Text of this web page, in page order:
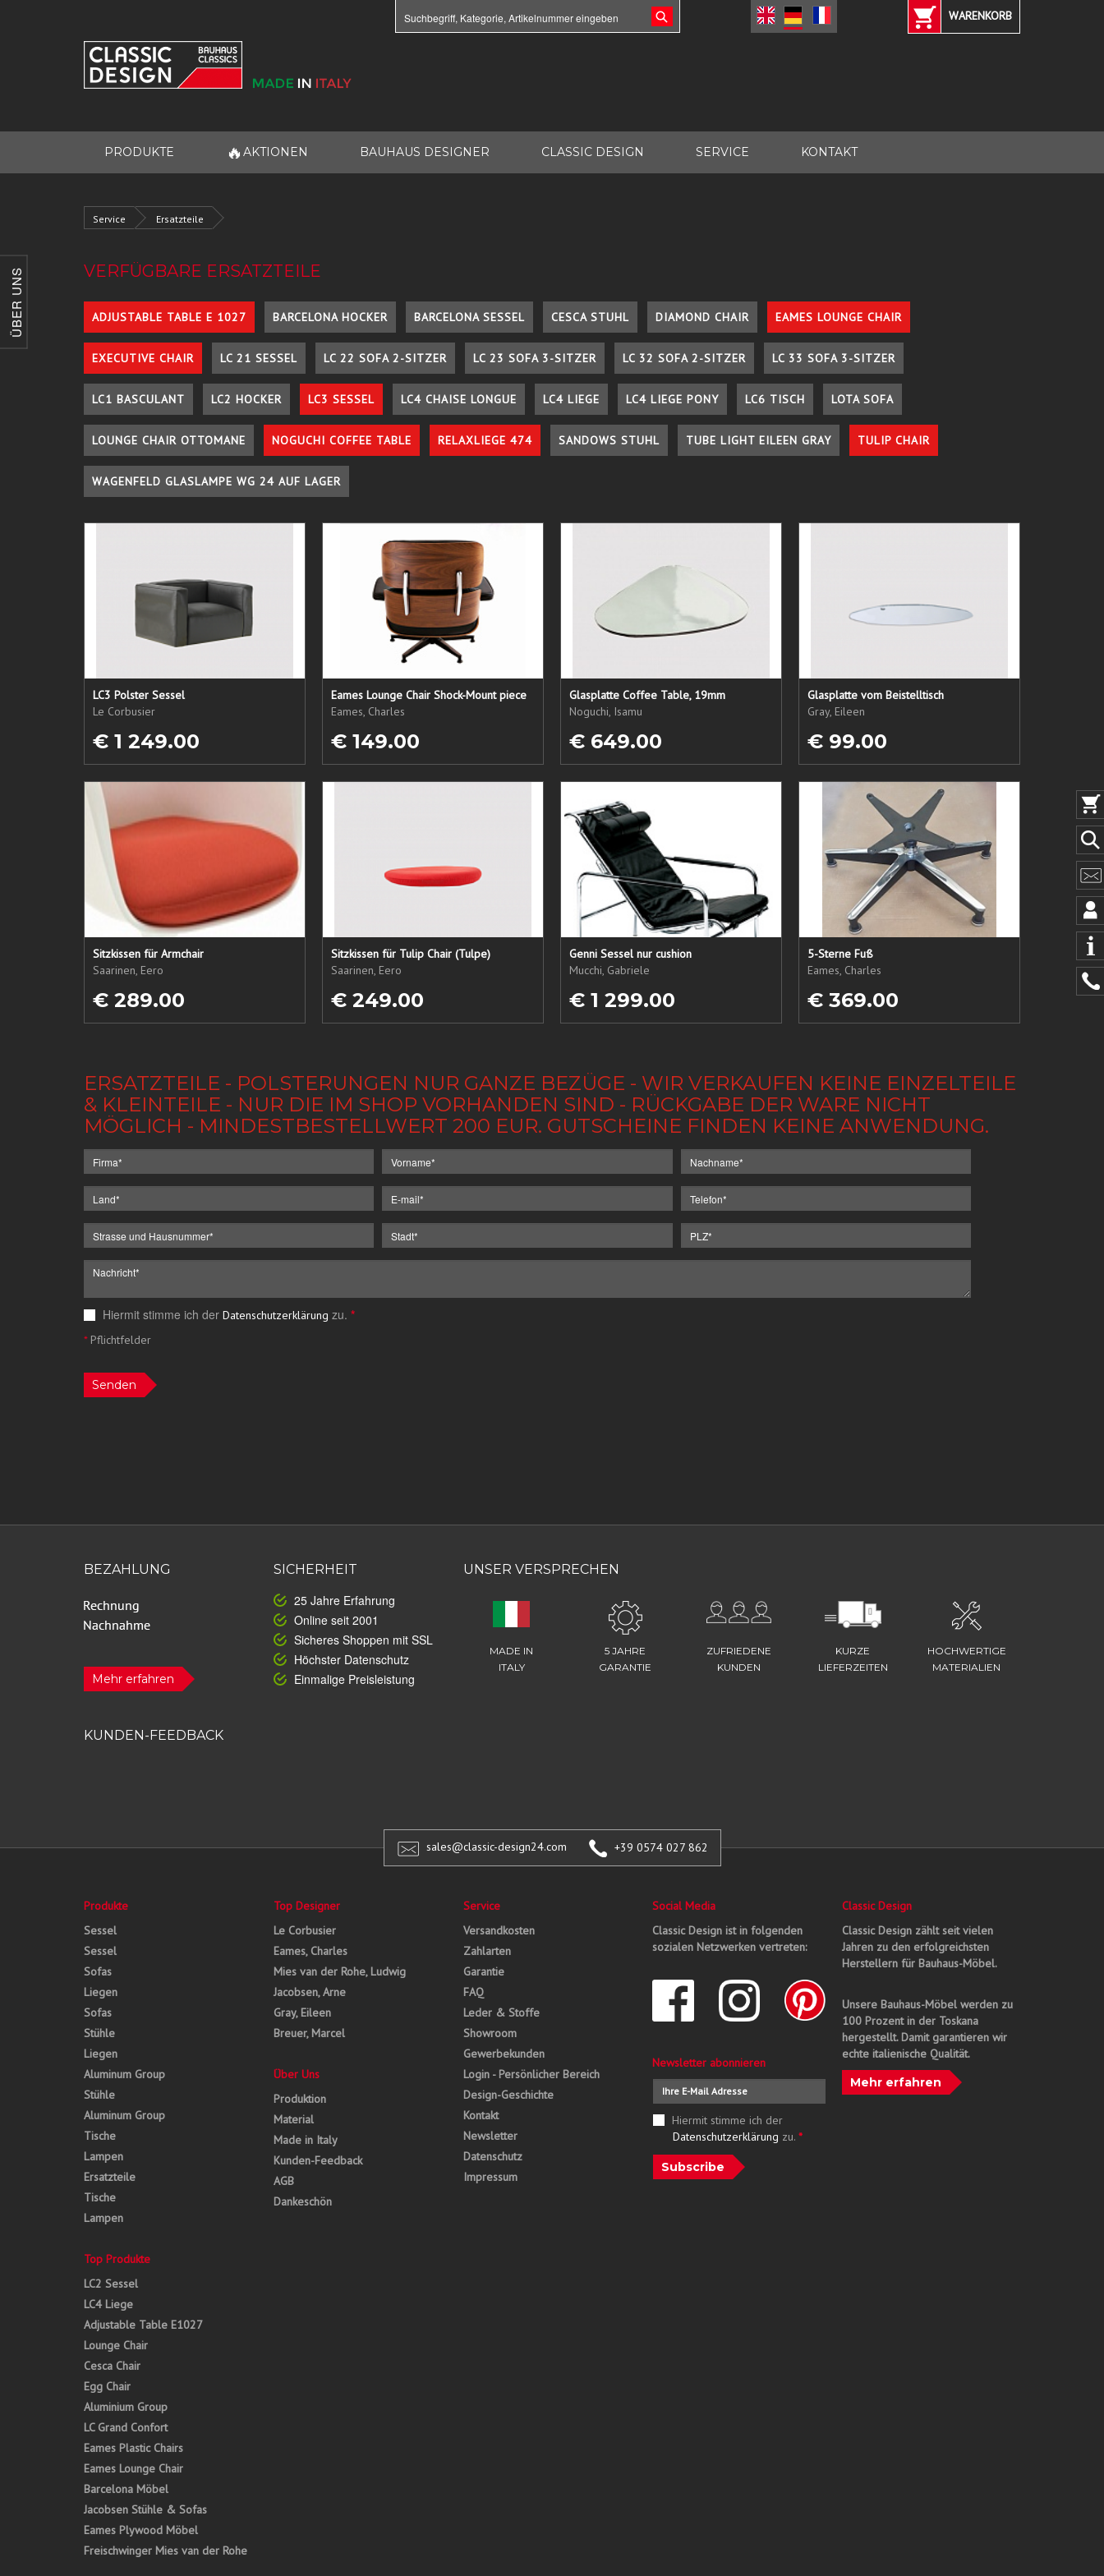
ÜBER UNS
WARENKORB
PRODUKTE 🔥 AKTIONEN BAUHAUS DESIGNER CLASSIC DESIGN SERVICE KONTAKT
Service Ersatzteile
VERFÜGBARE ERSATZTEILE
ADJUSTABLE TABLE E 1027 BARCELONA HOCKER BARCELONA SESSEL CESCA STUHL DIAMOND CHAIR EAMES LOUNGE CHAIR
EXECUTIVE CHAIR LC 21 SESSEL LC 22 SOFA 2-SITZER LC 23 SOFA 3-SITZER LC 32 SOFA 2-SITZER LC 33 SOFA 3-SITZER
LC1 BASCULANT LC2 HOCKER LC3 SESSEL LC4 CHAISE LONGUE LC4 LIEGE LC4 LIEGE PONY LC6 TISCH LOTA SOFA
LOUNGE CHAIR OTTOMANE NOGUCHI COFFEE TABLE RELAXLIEGE 474 SANDOWS STUHL TUBE LIGHT EILEEN GRAY TULIP CHAIR
WAGENFELD GLASLAMPE WG 24 AUF LAGER
LC3 Polster Sessel
Le Corbusier
€ 1 249.00
Eames Lounge Chair Shock-Mount piece
Eames, Charles
€ 149.00
Glasplatte Coffee Table, 19mm
Noguchi, Isamu
€ 649.00
Glasplatte vom Beistelltisch
Gray, Eileen
€ 99.00
Sitzkissen für Armchair
Saarinen, Eero
€ 289.00
Sitzkissen für Tulip Chair (Tulpe)
Saarinen, Eero
€ 249.00
Genni Sessel nur cushion
Mucchi, Gabriele
€ 1 299.00
5-Sterne Fuß
Eames, Charles
€ 369.00
ERSATZTEILE - POLSTERUNGEN NUR GANZE BEZÜGE - WIR VERKAUFEN KEINE EINZELTEILE
& KLEINTEILE - NUR DIE IM SHOP VORHANDEN SIND - RÜCKGABE DER WARE NICHT
MÖGLICH - MINDESTBESTELLWERT 200 EUR. GUTSCHEINE FINDEN KEINE ANWENDUNG.
Hiermit stimme ich der Datenschutzerklärung zu. *
*Pflichtfelder
Senden
BEZAHLUNG
Mehr erfahren
SICHERHEIT
25 Jahre Erfahrung
Online seit 2001
Sicheres Shoppen mit SSL
Höchster Datenschutz
Einmalige Preisleistung
UNSER VERSPRECHEN
MADE IN
ITALY
5 JAHRE
GARANTIE
ZUFRIEDENE
KUNDEN
KURZE
LIEFERZEITEN
HOCHWERTIGE
MATERIALIEN
KUNDEN-FEEDBACK
sales@classic-design24.com +39 0574 027 862
Produkte
Sessel
Sessel
Sofas
Liegen
Sofas
Stühle
Liegen
Aluminum Group
Stühle
Aluminum Group
Tische
Lampen
Ersatzteile
Tische
Lampen
Top Produkte
LC2 Sessel
LC4 Liege
Adjustable Table E1027
Lounge Chair
Cesca Chair
Egg Chair
Aluminium Group
LC Grand Confort
Eames Plastic Chairs
Eames Lounge Chair
Barcelona Möbel
Jacobsen Stühle & Sofas
Eames Plywood Möbel
Freischwinger Mies van der Rohe
Top Designer
Le Corbusier
Eames, Charles
Mies van der Rohe, Ludwig
Jacobsen, Arne
Gray, Eileen
Breuer, Marcel
Über Uns
Produktion
Material
Made in Italy
Kunden-Feedback
AGB
Dankeschön
Service
Versandkosten
Zahlarten
Garantie
FAQ
Leder & Stoffe
Showroom
Gewerbekunden
Login - Persönlicher Bereich
Design-Geschichte
Kontakt
Newsletter
Datenschutz
Impressum
Social Media
Classic Design ist in folgenden
sozialen Netzwerken vertreten:
Newsletter abonnieren
Hiermit stimme ich der
Datenschutzerklärung zu. *
Subscribe
Classic Design
Classic Design zählt seit vielen
Jahren zu den erfolgreichsten
Herstellern für Bauhaus-Möbel.
Unsere Bauhaus-Möbel werden zu
100 Prozent in der Toskana
hergestellt. Damit garantieren wir
echte italienische Qualität.
Mehr erfahren